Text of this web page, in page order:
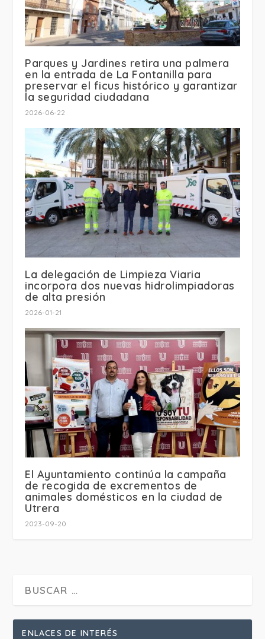
Parques y Jardines retira una palmera
en la entrada de La Fontanilla para
preservar el ficus histórico y garantizar
la seguridad ciudadana
2026-06-22
La delegación de Limpieza Viaria
incorpora dos nuevas hidrolimpiadoras
de alta presión
2026-01-21
El Ayuntamiento continúa la campaña
de recogida de excrementos de
animales domésticos en la ciudad de
Utrera
2023-09-20
ENLACES DE INTERÉS